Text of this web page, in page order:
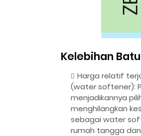
Kelebihan
Harga relatif
(water softener):
menjadikannya
menghilangkan
sebagai water
rumah tangga